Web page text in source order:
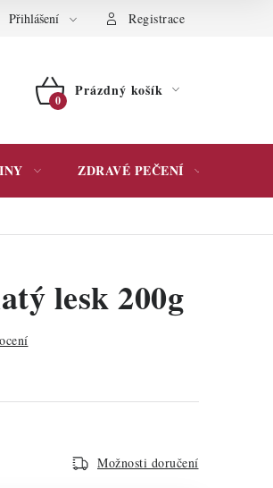
Přihlášení Registrace
NÁKUPNÍ
Prázdný košík
ZDRAVÉ PEČENÍ
lesk 200g
Možnosti doručení